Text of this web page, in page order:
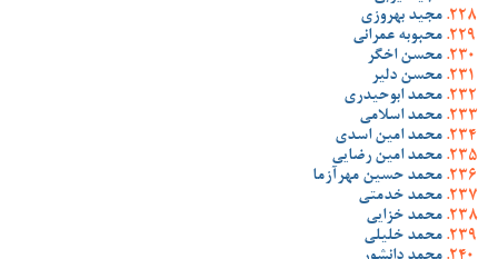
مجید بهروزی
محبوبه عمرانی
محسن اخگر
محسن دلیر
محمد ابوحیدری
محمد اسلامی
محمد امین اسدی
محمد امین رضایی
محمد حسین مهرآزما
محمد خدمتی
محمد خزایی
محمد خلیلی